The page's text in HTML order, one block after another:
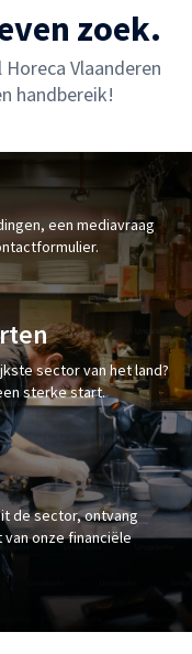
zoek.
Vlaanderen
handbereik!
een mediavraag
sector van het land?
sterke start.
de sector, ontvang
onze financiële